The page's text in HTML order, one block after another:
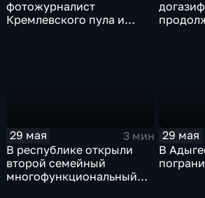
фотожурналист
Кремлевского пула и
29 мая
3 мин
В республике открыли
второй семейный
многофункциональный
29 мая
В